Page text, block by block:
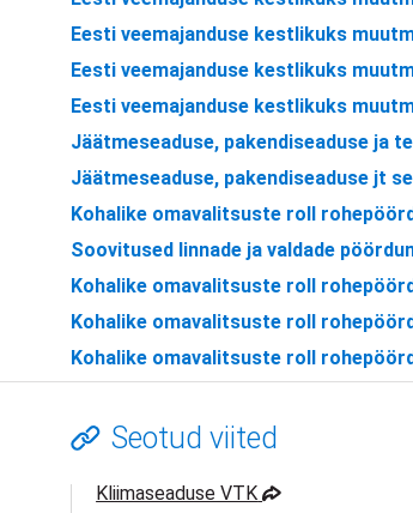
Eesti veemajanduse kestlikuks
Eesti veemajanduse kestlikuks
Eesti veemajanduse kestlikuks
Jäätmeseaduse, pakendiseaduse ja
Jäätmeseaduse, pakendiseaduse jt
Kohalike omavalitsuste roll
Soovitused linnade ja valdade
Kohalike omavalitsuste roll
Kohalike omavalitsuste roll
Kohalike omavalitsuste roll
Seotud viited
Kliimaseaduse VTK avaneb uues